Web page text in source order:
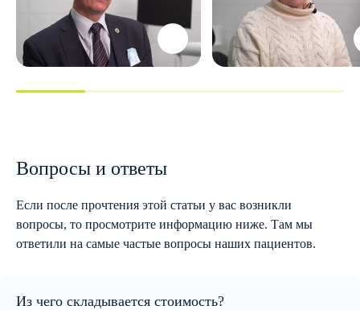
Вопросы и ответы
Если после прочтения этой статьи у вас возникли
вопросы, то просмотрите информацию ниже. Там мы
ответили на самые частые вопросы наших пациентов.
Из чего складывается стоимость?